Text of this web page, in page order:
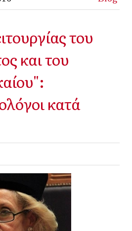
του
και του
κατά